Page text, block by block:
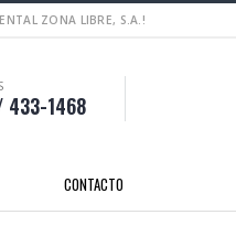
ZONA LIBRE, S.A.!
433-1468
CONTACTO